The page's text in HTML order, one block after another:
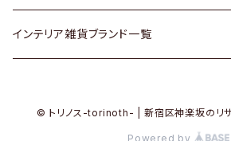
Designers / デザイナーズ
Vintage / ヴィンテージ
その他キッチン雑貨
arflex / アルフレックス
BALLY / バリー
ARABIA / アラビア
インテリア雑貨ブランド一覧
© トリノス-torinoth- | 新宿区神楽坂のリサ
Powered by